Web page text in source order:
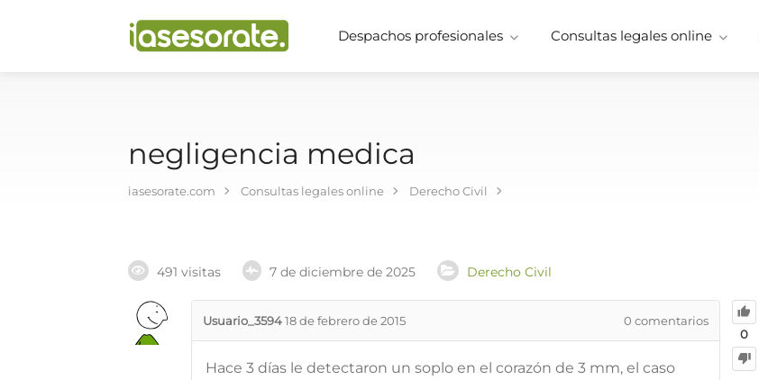
Despachos profesionales Consultas legales online
negligencia medica
iasesorate.com Consultas legales online Derecho Civil
491 visitas 7 de diciembre de 2025 Derecho Civil
0
Usuario_359418 de febrero de 2015 0 comentarios
Hace 3 días le detectaron un soplo en el corazón de 3 mm, el caso